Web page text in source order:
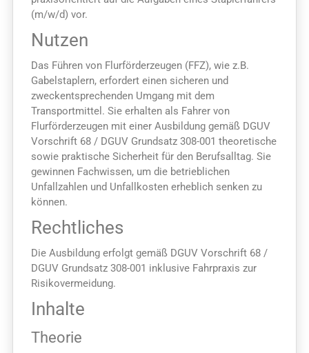
(m/w/d) vor.
Nutzen
Das Führen von Flurförderzeugen (FFZ), wie z.B.
Gabelstaplern, erfordert einen sicheren und
zweckentsprechenden Umgang mit dem
Transportmittel. Sie erhalten als Fahrer von
Flurförderzeugen mit einer Ausbildung gemäß DGUV
Vorschrift 68 / DGUV Grundsatz 308-001 theoretische
sowie praktische Sicherheit für den Berufsalltag. Sie
gewinnen Fachwissen, um die betrieblichen
Unfallzahlen und Unfallkosten erheblich senken zu
können.
Rechtliches
Die Ausbildung erfolgt gemäß DGUV Vorschrift 68 /
DGUV Grundsatz 308-001 inklusive Fahrpraxis zur
Risikovermeidung.
Inhalte
Theorie